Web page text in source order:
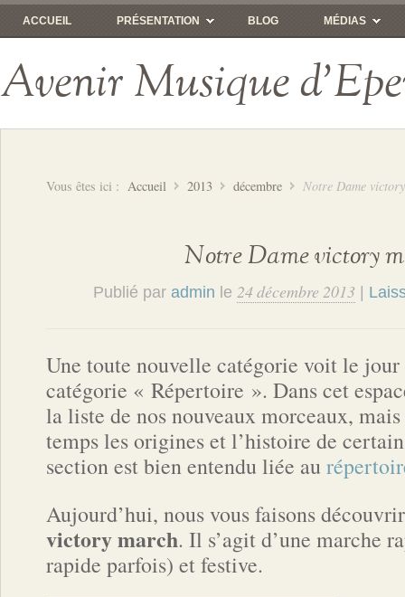
ACCUEIL PRÉSENTATION BLOG MÉDIAS
Avenir Musique
Vous êtes ici : Accueil 2013 décembre Notre Dame
Notre Dame victory
Publié par admin le 24 décembre 2013
Une toute nouvelle catégorie voit le
catégorie « Répertoire ». Dans cet
la liste de nos nouveaux morceaux,
temps les origines et l’histoire de
section est bien entendu liée au
Aujourd’hui, nous vous faisons
victory march. Il s’agit d’une marche
rapide parfois) et festive.